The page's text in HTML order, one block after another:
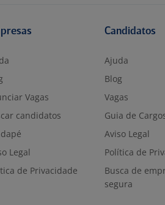
Vagas
candidatos
Legal
de Privacidade
Candidatos
Ajuda
Blog
Vagas
Guia de
Aviso Legal
Política de
Busca de
segura